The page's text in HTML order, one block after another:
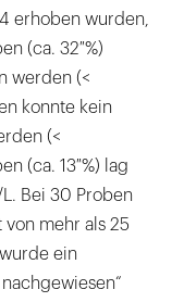
erhoben wurden,
(ca. 32 %)
werden (<
konnte kein
(<
(ca. 13 %) lag
Bei 30 Proben
mehr als 25
ein